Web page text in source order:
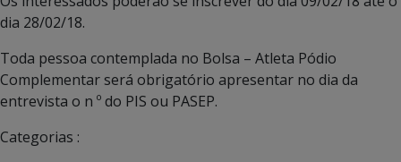
dia 28/02/18.
Toda pessoa contemplada no Bolsa – Atleta Pódio
Complementar será obrigatório apresentar no dia da
entrevista o n º do PIS ou PASEP.
Categorias :